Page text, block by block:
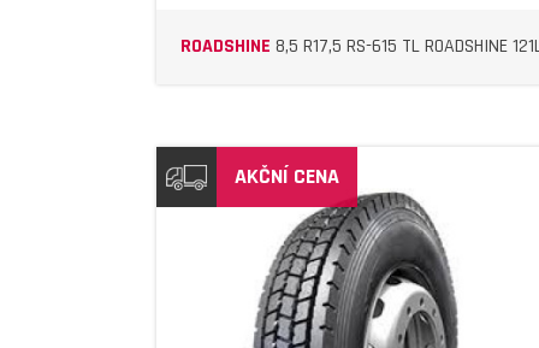
ROADSHINE 8,5 R17,5 RS-615 TL ROADSHINE
AKČNÍ CENA
DETAIL